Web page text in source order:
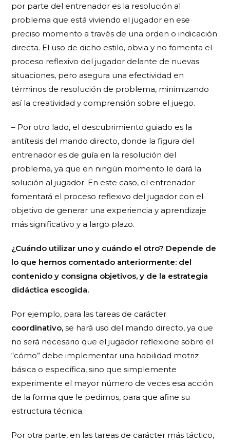
por parte del entrenador es la resolución al
problema que está viviendo el jugador en ese
preciso momento a través de una orden o indicación
directa. El uso de dicho estilo, obvia y no fomenta el
proceso reflexivo del jugador delante de nuevas
situaciones, pero asegura una efectividad en
términos de resolución de problema, minimizando
así la creatividad y comprensión sobre el juego.
– Por otro lado, el descubrimiento guiado es la
antítesis del mando directo, donde la figura del
entrenador es de guía en la resolución del
problema, ya que en ningún momento le dará la
solución al jugador. En este caso, el entrenador
fomentará el proceso reflexivo del jugador con el
objetivo de generar una experiencia y aprendizaje
más significativo y a largo plazo.
¿Cuándo utilizar uno y cuándo el otro? Depende de
lo que hemos comentado anteriormente: del
contenido y consigna objetivos, y de la estrategia
didáctica escogida.
Por ejemplo, para las tareas de carácter
coordinativo,se hará uso del mando directo, ya que
no será necesario que el jugador reflexione sobre el
“cómo” debe implementar una habilidad motriz
básica o específica, sino que simplemente
experimente el mayor número de veces esa acción
de la forma que le pedimos, para que afine su
estructura técnica.
Por otra parte, en las tareas de carácter más táctico,